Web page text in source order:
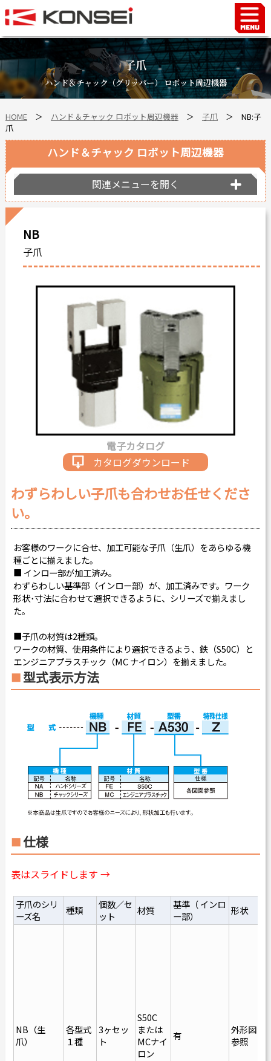
子爪
ハンド＆チャック（グリッパー） ロボット周辺機器
HOME＞ ハンド＆チャック ロボット周辺機器＞ 子爪＞ NB:子
爪
NB
子爪
電子カタログ
カタログダウンロード
わずらわしい子爪も合わせお任せくださ
い。
お客様のワークに合せ、加工可能な子爪（生爪）をあらゆる機
種ごとに揃えました。
■ インロー部が加工済み。
わずらわしい基準部（インロー部）が、加工済みです。ワーク
形状･寸法に合わせて選択できるように、シリーズで揃えまし
た。
■子爪の材質は2種類。
ワークの材質、使用条件により選択できるよう、鉄（S50C）と
エンジニアプラスチック（MC ナイロン）を揃えました。
型式表示方法
仕様
表はスライドします →
子爪のシリ
ーズ名
種類
個数／セ
ット
材質
基準（ インロ
ー部）
形状
NB（生
爪）
各型式
１種
3ヶセッ
ト
S50C
または
MCナイ
ロン
有
外形図
参照
ハンド＆チャック ロボット周辺機器
関連メニューを開く
Home
ハンド＆チャックロボット周辺機器
FAシステム
スマートファクトリーLabo
自動車部品
企業情報
会社沿革
海外拠点
個人情報の取り扱い
最新情報
カタログダウンロード
よくある質問
採用情報
お問い合わせ
Chinese